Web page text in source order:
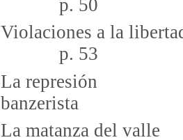
p. 50
Violaciones a la
p. 53
La represión
La